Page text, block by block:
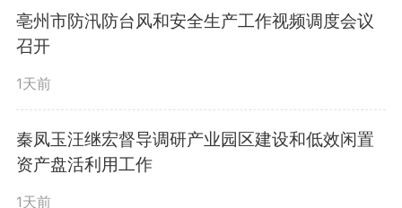
亳芜园区一角。
安徽新媒体集团驻市办副主任
赵天祥介绍，此次主题采访旨在深
入落实全省支持皖北地区全面振兴
亳州市防汛防台风和安全生产工作视频调度会议
召开
1天前
秦凤玉汪继宏督导调研产业园区建设和低效闲置
资产盘活利用工作
1天前